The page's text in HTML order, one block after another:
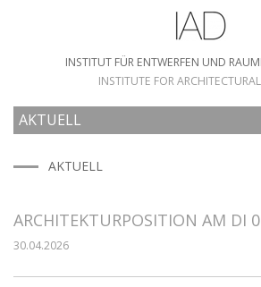
INSTITUT FÜR ENTWERFEN UND
INSTITUTE FOR
AKTUELL
HOME
AKTUELL
ARCHITEKTURPOSITION AM DI
30.04.2026